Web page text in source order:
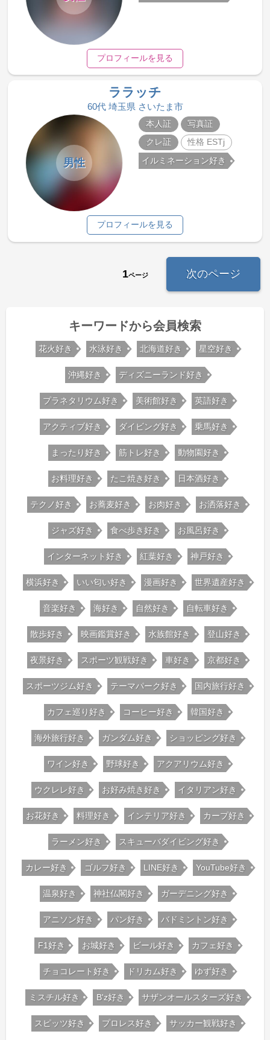
プロフィールを見る
ララッチ
60代 埼玉県 さいたま市
男性
本人証
写真証
クレ証
性格 ESTj
イルミネーション好き
プロフィールを見る
1ページ 次のページ
キーワードから会員検索
花火好き 水泳好き 北海道好き 星空好き
沖縄好き ディズニーランド好き
プラネタリウム好き 美術館好き 英語好き
アクティブ好き ダイビング好き 乗馬好き
まったり好き 筋トレ好き 動物園好き
お料理好き たこ焼き好き 日本酒好き
テクノ好き お蕎麦好き お肉好き お洒落好き
ジャズ好き 食べ歩き好き お風呂好き
インターネット好き 紅葉好き 神戸好き
横浜好き いい匂い好き 漫画好き 世界遺産好き
音楽好き 海好き 自然好き 自転車好き
散歩好き 映画鑑賞好き 水族館好き 登山好き
夜景好き スポーツ観戦好き 車好き 京都好き
スポーツジム好き テーマパーク好き 国内旅行好き
カフェ巡り好き コーヒー好き 韓国好き
海外旅行好き ガンダム好き ショッピング好き
ワイン好き 野球好き アクアリウム好き
ウクレレ好き お好み焼き好き イタリアン好き
お花好き 料理好き インテリア好き カープ好き
ラーメン好き スキューバダイビング好き
カレー好き ゴルフ好き LINE好き YouTube好き
温泉好き 神社仏閣好き ガーデニング好き
アニソン好き パン好き バドミントン好き
F1好き お城好き ビール好き カフェ好き
チョコレート好き ドリカム好き ゆず好き
ミスチル好き B'z好き サザンオールスターズ好き
スピッツ好き プロレス好き サッカー観戦好き